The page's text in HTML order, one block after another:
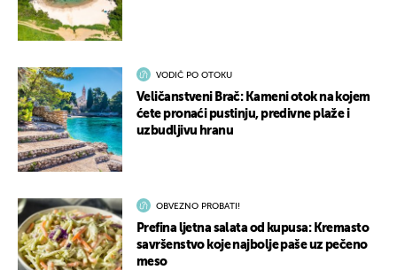
VODIČ PO OTOKU
Veličanstveni Brač: Kameni otok na kojem
ćete pronaći pustinju, predivne plaže i
uzbudljivu hranu
OBVEZNO PROBATI!
Prefina ljetna salata od kupusa: Kremasto
savršenstvo koje najbolje paše uz pečeno
meso